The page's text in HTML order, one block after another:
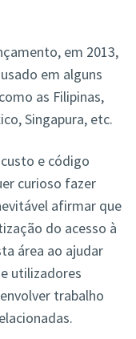
em 2013,
em alguns
as Filipinas,
Singapura, etc.
e código
curioso fazer
afirmar que
do acesso à
área ao ajudar
utilizadores
trabalho